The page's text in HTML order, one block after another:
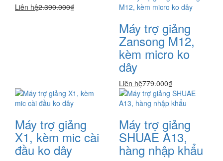
Liên hệ2.390.000₫
Máy trợ giảng
Zansong M12,
kèm micro ko
dây
Liên hệ779.000₫
Máy trợ giảng
X1, kèm mic cài
đầu ko dây
Máy trợ giảng
SHUAE A13,
hàng nhập khẩu